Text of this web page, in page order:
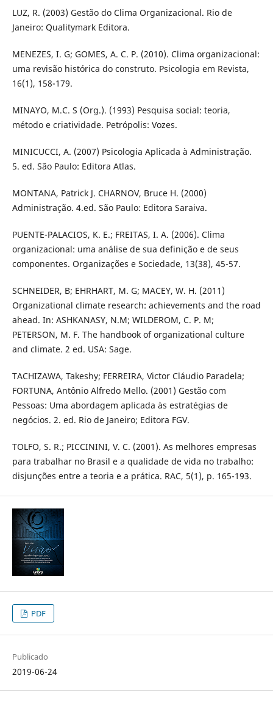
LUZ, R. (2003) Gestão do Clima Organizacional. Rio de
Janeiro: Qualitymark Editora.
MENEZES, I. G; GOMES, A. C. P. (2010). Clima organizacional:
uma revisão histórica do construto. Psicologia em Revista,
16(1), 158-179.
MINAYO, M.C. S (Org.). (1993) Pesquisa social: teoria,
método e criatividade. Petrópolis: Vozes.
MINICUCCI, A. (2007) Psicologia Aplicada à Administração.
5. ed. São Paulo: Editora Atlas.
MONTANA, Patrick J. CHARNOV, Bruce H. (2000)
Administração. 4.ed. São Paulo: Editora Saraiva.
PUENTE-PALACIOS, K. E.; FREITAS, I. A. (2006). Clima
organizacional: uma análise de sua definição e de seus
componentes. Organizações e Sociedade, 13(38), 45-57.
SCHNEIDER, B; EHRHART, M. G; MACEY, W. H. (2011)
Organizational climate research: achievements and the road
ahead. In: ASHKANASY, N.M; WILDEROM, C. P. M;
PETERSON, M. F. The handbook of organizational culture
and climate. 2 ed. USA: Sage.
TACHIZAWA, Takeshy; FERREIRA, Victor Cláudio Paradela;
FORTUNA, Antônio Alfredo Mello. (2001) Gestão com
Pessoas: Uma abordagem aplicada às estratégias de
negócios. 2. ed. Rio de Janeiro; Editora FGV.
TOLFO, S. R.; PICCININI, V. C. (2001). As melhores empresas
para trabalhar no Brasil e a qualidade de vida no trabalho:
disjunções entre a teoria e a prática. RAC, 5(1), p. 165-193.
PDF
Publicado
2019-06-24